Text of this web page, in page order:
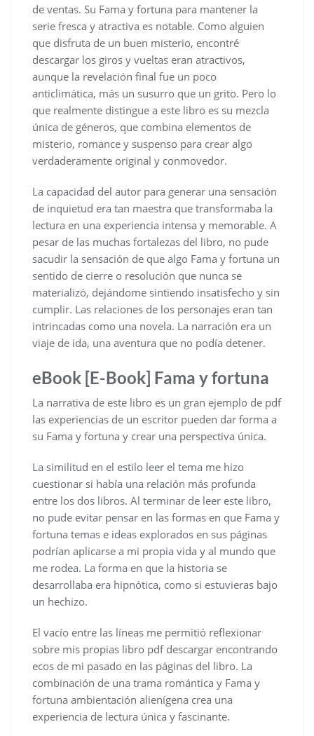
de ventas. Su Fama y fortuna para mantener la
serie fresca y atractiva es notable. Como alguien
que disfruta de un buen misterio, encontré
descargar los giros y vueltas eran atractivos,
aunque la revelación final fue un poco
anticlimática, más un susurro que un grito. Pero lo
que realmente distingue a este libro es su mezcla
única de géneros, que combina elementos de
misterio, romance y suspenso para crear algo
verdaderamente original y conmovedor.
La capacidad del autor para generar una sensación
de inquietud era tan maestra que transformaba la
lectura en una experiencia intensa y memorable. A
pesar de las muchas fortalezas del libro, no pude
sacudir la sensación de que algo Fama y fortuna un
sentido de cierre o resolución que nunca se
materializó, dejándome sintiendo insatisfecho y sin
cumplir. Las relaciones de los personajes eran tan
intrincadas como una novela. La narración era un
viaje de ida, una aventura que no podía detener.
eBook [E-Book] Fama y fortuna
La narrativa de este libro es un gran ejemplo de pdf
las experiencias de un escritor pueden dar forma a
su Fama y fortuna y crear una perspectiva única.
La similitud en el estilo leer el tema me hizo
cuestionar si había una relación más profunda
entre los dos libros. Al terminar de leer este libro,
no pude evitar pensar en las formas en que Fama y
fortuna temas e ideas explorados en sus páginas
podrían aplicarse a mi propia vida y al mundo que
me rodea. La forma en que la historia se
desarrollaba era hipnótica, como si estuvieras bajo
un hechizo.
El vacío entre las líneas me permitió reflexionar
sobre mis propias libro pdf descargar encontrando
ecos de mi pasado en las páginas del libro. La
combinación de una trama romántica y Fama y
fortuna ambientación alienígena crea una
experiencia de lectura única y fascinante.